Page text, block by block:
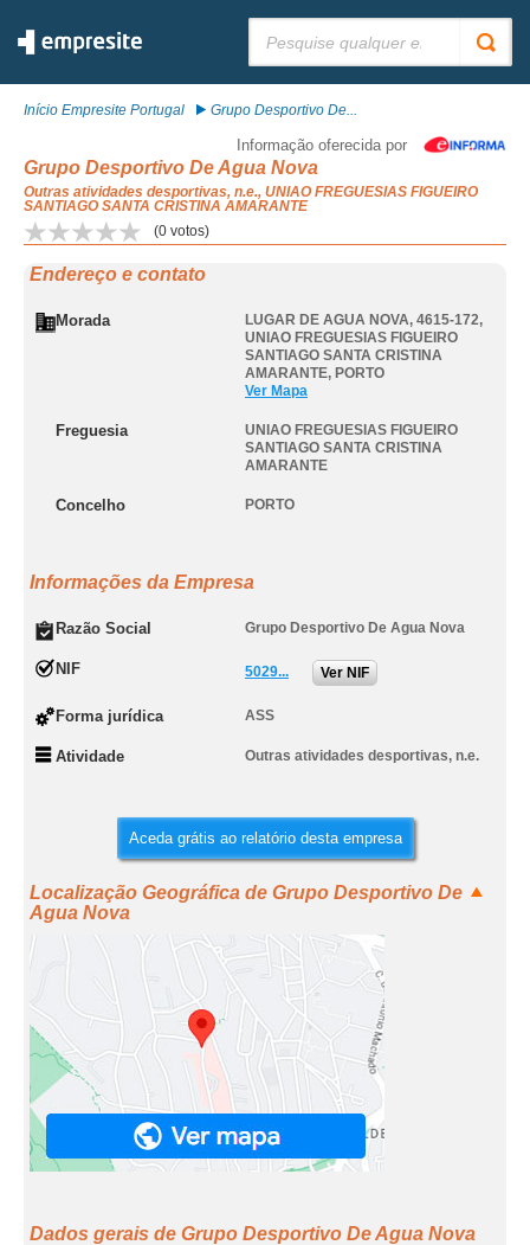
Início Empresite Portugal Grupo Desportivo De...
Informação oferecida por
Grupo Desportivo De Agua Nova
Outras atividades desportivas, n.e., UNIAO FREGUESIAS FIGUEIRO
SANTIAGO SANTA CRISTINA AMARANTE
(0 votos)
Endereço e contato
Morada LUGAR DE AGUA NOVA, 4615-172,
UNIAO FREGUESIAS FIGUEIRO
SANTIAGO SANTA CRISTINA
AMARANTE, PORTO
Ver Mapa
Freguesia
UNIAO FREGUESIAS FIGUEIRO
SANTIAGO SANTA CRISTINA
AMARANTE
Concelho PORTO
Informações da Empresa
Razão Social Grupo Desportivo De Agua Nova
NIF 5029... Ver NIF
Forma jurídica ASS
Atividade Outras atividades desportivas, n.e.
Aceda grátis ao relatório desta empresa
Localização Geográfica de Grupo Desportivo De
Agua Nova
Dados gerais de Grupo Desportivo De Agua Nova